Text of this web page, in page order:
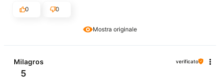
Mostra originale
0
0
Milagros verificato
5